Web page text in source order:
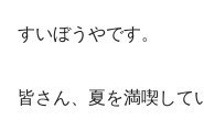
すいぼうやです。
皆さん、夏を満喫して